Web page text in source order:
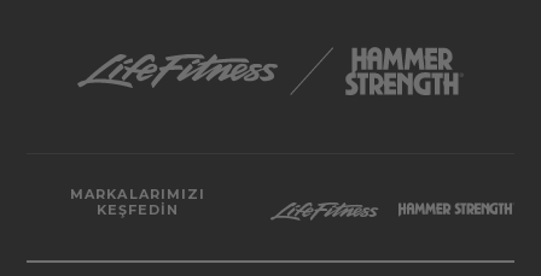
MARKALARIMIZI
KEŞFEDIN